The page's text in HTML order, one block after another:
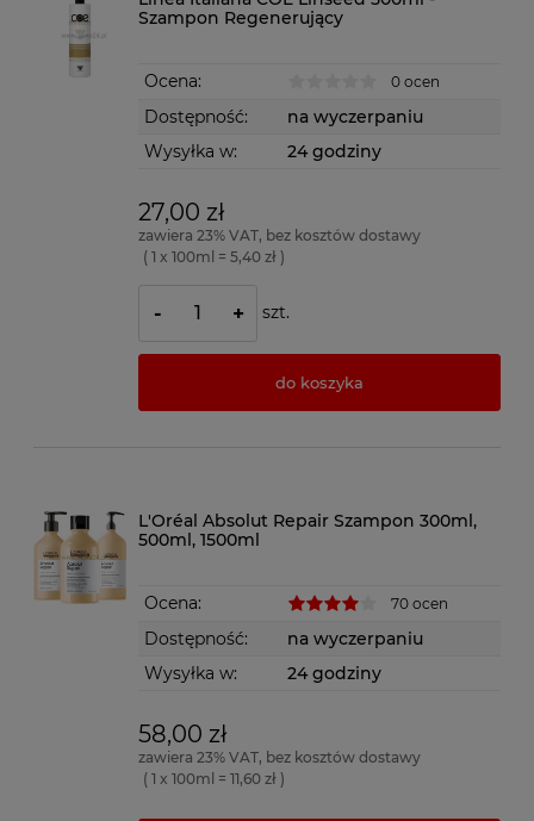
Szampon Regenerujący
Ocena: 0 ocen
Dostępność:
na wyczerpaniu
Wysyłka w:
24 godziny
27,00 zł
zawiera 23% VAT, bez kosztów dostawy
( 1 x 100ml = 5,40 zł )
- + szt.
do koszyka
L'Oréal Absolut Repair Szampon 300ml,
500ml, 1500ml
Ocena: 70 ocen
Dostępność:
na wyczerpaniu
Wysyłka w:
24 godziny
58,00 zł
zawiera 23% VAT, bez kosztów dostawy
( 1 x 100ml = 11,60 zł )